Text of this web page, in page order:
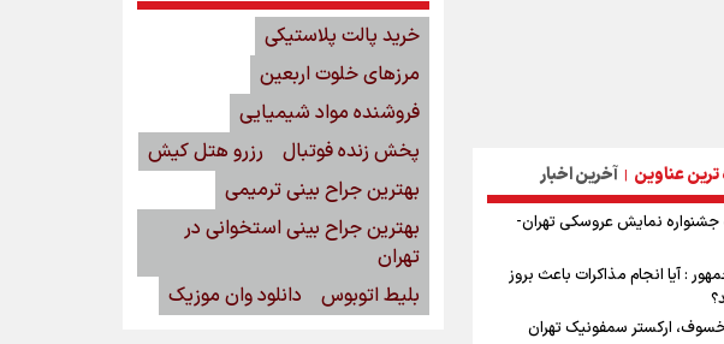
ترین عناوین | آخرین اخبار
جشنواره نمايش عروسكى تهران-
: آیا انجام مذاکرات باعث بروز
ارکستر سمفونیک تهران
خرید پالت پلاستیکی
مرزهای خلوت اربعین
فروشنده مواد شیمیایی
پخش زنده فوتبال
رزرو هتل کیش
بهترین جراح بینی ترمیمی
بهترین جراح بینی استخوانی در
تهران
بلیط اتوبوس
دانلود وان موزیک